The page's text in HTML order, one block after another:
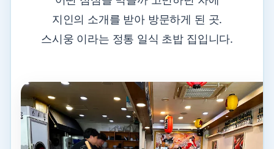
지인의 소개를 받아 방문하게 된 곳.
스시웅 이라는 정통 일식 초밥 집입니다.